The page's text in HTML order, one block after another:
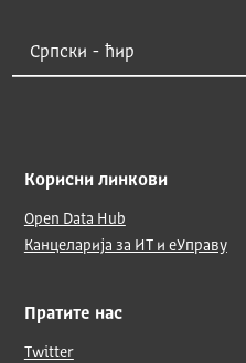
Корисни линкови
Open Data Hub
Канцеларија за ИТ и еУправу
Пратите нас
Twitter